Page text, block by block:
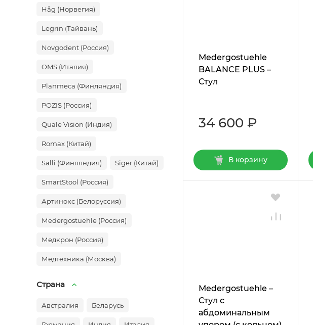
Håg (Норвегия)
Legrin (Тайвань)
Novgodent (Россия)
OMS (Италия)
Planmeca (Финляндия)
POZIS (Россия)
Quale Vision (Индия)
Romax (Китай)
Salli (Финляндия) Siger (Китай)
SmartStool (Россия)
Артинокс (Белоруссия)
Мedergostuehle (Россия)
Медкрон (Россия)
Медтехника (Москва)
Страна
Австралия Беларусь
Мedergostuehle
BALANCE PLUS –
Стул
34 600 ₽
В корзину
Мedergostuehle –
Стул с
абдоминальным